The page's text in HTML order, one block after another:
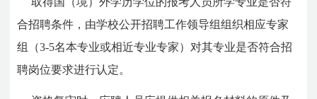
合招聘条件，由学校公开招聘工作领导组组织相应专家
组（3-5名本专业或相近专业专家）对其专业是否符合招
聘岗位要求进行认定。